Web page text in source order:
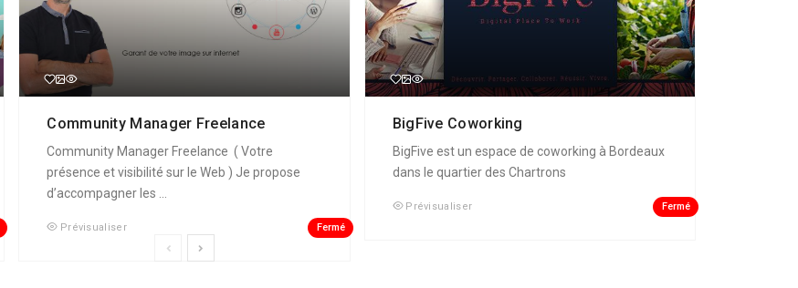
Community Manager Freelance
Community Manager Freelance ( Votre
présence et visibilité sur le Web ) Je propose
d’accompagner les ...
Prévisualiser Fermé
BigFive Coworking
BigFive est un espace de coworking à Bordeaux
dans le quartier des Chartrons
Prévisualiser Fermé